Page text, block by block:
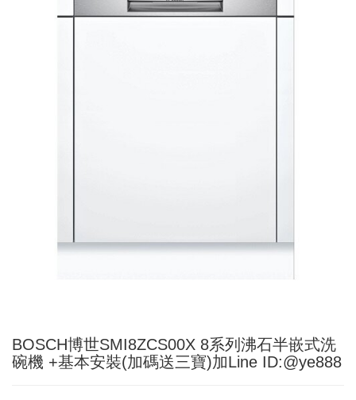
BOSCH博世SMI8ZCS00X 8系列沸石半嵌式洗
碗機 +基本安裝(加碼送三寶)加Line ID:@ye888